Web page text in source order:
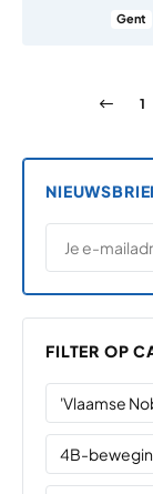
Gent
Vorige
1
E-MAILADRES
*
FILTER OP
'Vlaamse
4B-